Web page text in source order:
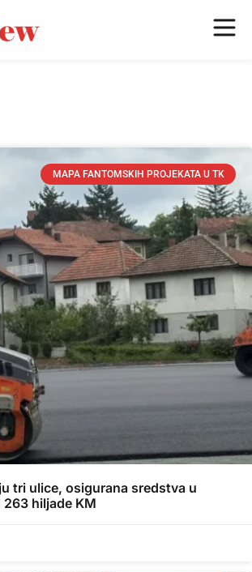
MAPA FANTOMSKIH PROJEKATA U TK
tri ulice, osigurana sredstva u
hiljade KM